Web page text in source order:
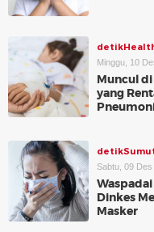
Minggu, 10
Muncul
yang
Sabtu, 09
Dinkes
Masker